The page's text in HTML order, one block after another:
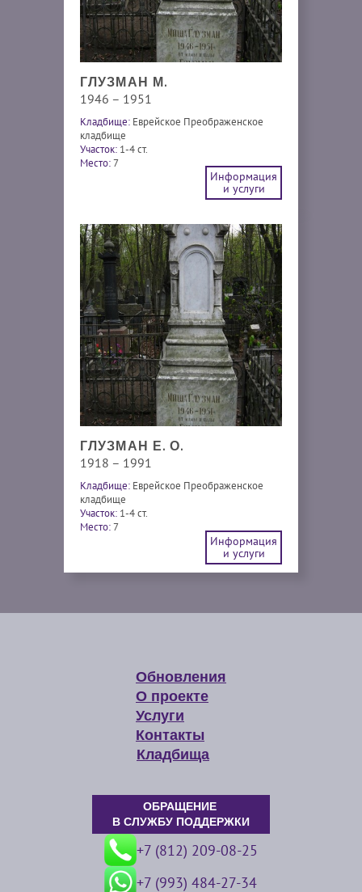
ГЛУЗМАН М.
1946 – 1951
Кладбище: Еврейское Преображенское
кладбище
Участок: 1-4 ст.
Место:7
Информация
и услуги
ГЛУЗМАН Е. О.
1918 – 1991
Кладбище: Еврейское Преображенское
кладбище
Участок: 1-4 ст.
Место:7
Информация
и услуги
Обновления
О проекте
Услуги
Контакты
Кладбища
ОБРАЩЕНИЕ
В СЛУЖБУ ПОДДЕРЖКИ
+7 (812) 209-08-25
+7 (993) 484-27-34